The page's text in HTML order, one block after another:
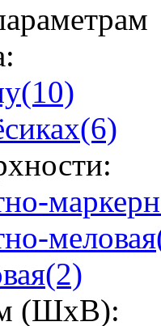
(10)
(6)
меловая
(2)
(ШхВ):